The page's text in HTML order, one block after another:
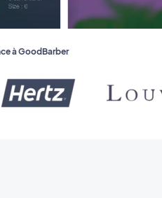
à GoodBarber